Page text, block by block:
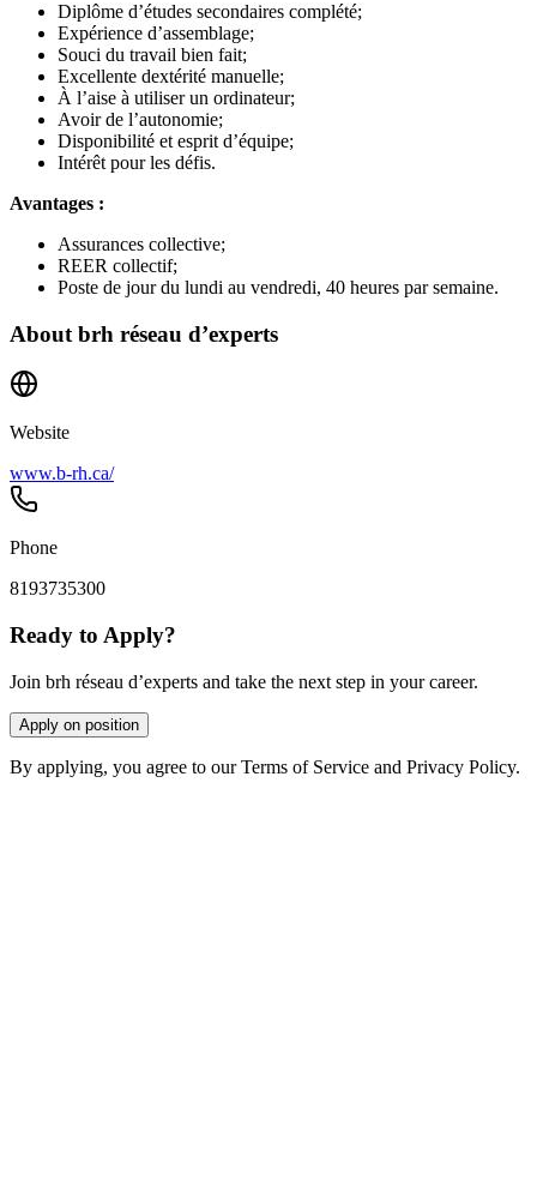
Diplôme d’études secondaires complété;
Expérience d’assemblage;
Souci du travail bien fait;
Excellente dextérité manuelle;
À l’aise à utiliser un ordinateur;
Avoir de l’autonomie;
Disponibilité et esprit d’équipe;
Intérêt pour les défis.
Avantages :
Assurances collective;
REER collectif;
Poste de jour du lundi au vendredi, 40 heures par semaine.
About brh réseau d’experts
Website
www.b-rh.ca/
Phone
8193735300
Ready to Apply?
Join brh réseau d’experts and take the next step in your career.
Apply on position
By applying, you agree to our Terms of Service and Privacy Policy.